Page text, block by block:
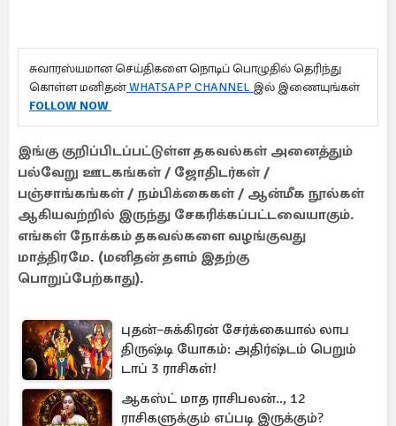
சுவாரஸ்யமான செய்திகளை நொடிப் பொழுதில் தெரிந்து
கொள்ள மனிதன்WHATSAPP CHANNEL இல் இணையுங்கள்
FOLLOW NOW
இங்கு குறிப்பிடப்பட்டுள்ள தகவல்கள் அனைத்தும்
பல்வேறு ஊடகங்கள் / ஜோதிடர்கள் /
பஞ்சாங்கங்கள் / நம்பிக்கைகள் / ஆன்மீக நூல்கள்
ஆகியவற்றில் இருந்து சேகரிக்கப்பட்டவையாகும்.
எங்கள் நோக்கம் தகவல்களை வழங்குவது
மாத்திரமே. (மனிதன் தளம் இதற்கு
பொறுப்பேற்காது).
புதன்–சுக்கிரன் சேர்க்கையால் லாப
திருஷ்டி யோகம்: அதிர்ஷ்டம் பெறும்
டாப் 3 ராசிகள்!
ஆகஸ்ட் மாத ராசிபலன்.., 12
ராசிகளுக்கும் எப்படி இருக்கும்?